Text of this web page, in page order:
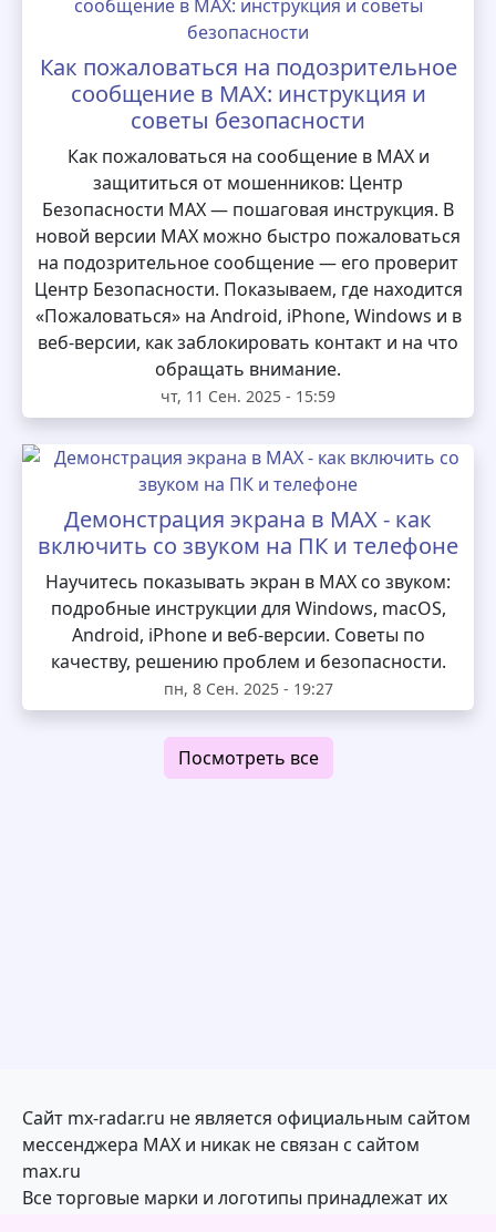
Как пожаловаться на подозрительное
сообщение в MAX: инструкция и
советы безопасности
Как пожаловаться на сообщение в MAX и
защититься от мошенников: Центр
Безопасности MAX — пошаговая инструкция. В
новой версии MAX можно быстро пожаловаться
на подозрительное сообщение — его проверит
Центр Безопасности. Показываем, где находится
«Пожаловаться» на Android, iPhone, Windows и в
веб-версии, как заблокировать контакт и на что
обращать внимание.
чт, 11 Сен. 2025 - 15:59
Демонстрация экрана в MAX - как
включить со звуком на ПК и телефоне
Научитесь показывать экран в MAX со звуком:
подробные инструкции для Windows, macOS,
Android, iPhone и веб-версии. Советы по
качеству, решению проблем и безопасности.
пн, 8 Сен. 2025 - 19:27
Посмотреть все
Сайт mx-radar.ru не является официальным сайтом
мессенджера MAX и никак не связан с сайтом
max.ru
Все торговые марки и логотипы принадлежат их